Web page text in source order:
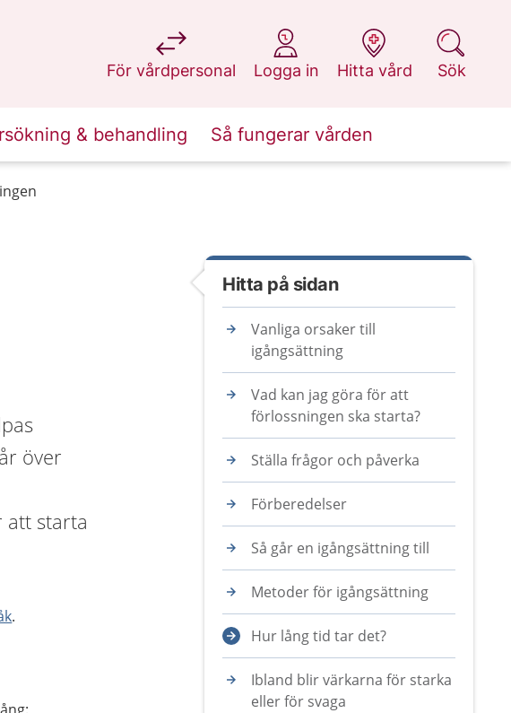
För vårdpersonal
på 1177.se
Logga in
på 1177.se
Hitta vård
på 1177.se
Sök
på 1177.se
& behandling Så fungerar vården
över
att starta
.
Hitta på sidan
Vanliga orsaker till
igångsättning
Vad kan jag göra för att
förlossningen ska starta?
Ställa frågor och påverka
Förberedelser
Så går en igångsättning till
Metoder för igångsättning
Hur lång tid tar det?
Ibland blir värkarna för starka
eller för svaga